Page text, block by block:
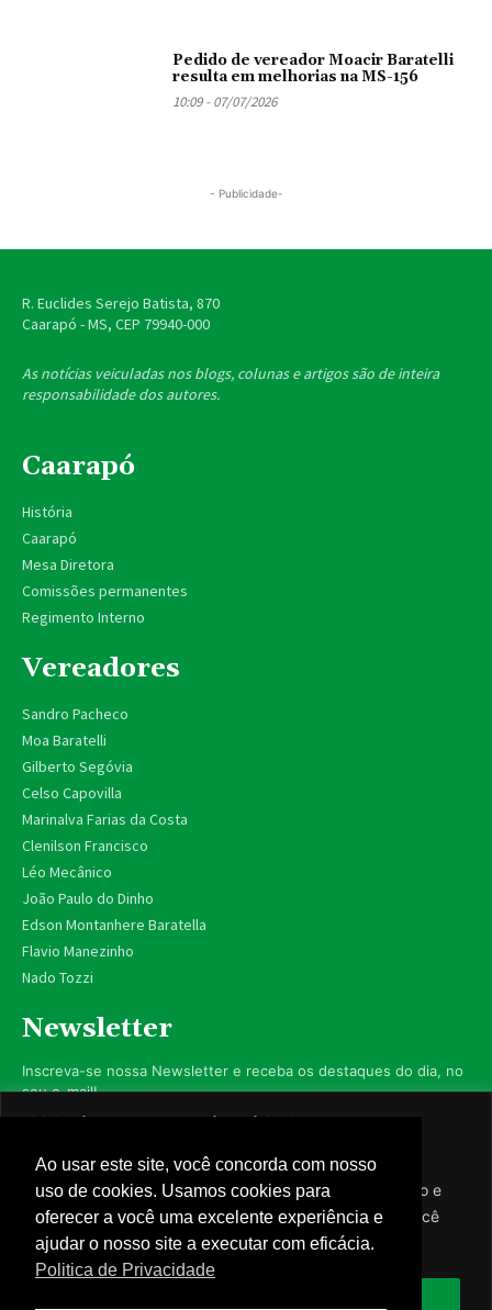
Valorizamos sua privacidade
Utilizamos cookies para aprimorar sua experiência de
navegação, exibir anúncios ou conteúdo personalizado e
analisar nosso tráfego. Ao clicar em “Aceitar todos”, você
concorda com nosso uso de cookies.
Pedido de vereador Moacir Baratelli
resulta em melhorias na MS-156
10:09 - 07/07/2026
- Publicidade-
R. Euclides Serejo Batista, 870
Caarapó - MS, CEP 79940-000
As notícias veiculadas nos blogs, colunas e artigos são de inteira
responsabilidade dos autores.
Caarapó
História
Caarapó
Mesa Diretora
Comissões permanentes
Regimento Interno
Vereadores
Sandro Pacheco
Moa Baratelli
Gilberto Segóvia
Celso Capovilla
Marinalva Farias da Costa
Clenilson Francisco
Léo Mecânico
João Paulo do Dinho
Edson Montanhere Baratella
Flavio Manezinho
Nado Tozzi
Newsletter
Inscreva-se nossa Newsletter e receba os destaques do dia, no
seu e-mail!
Inscrever-se
Nós respeitamos sua privacidade.
Ao usar este site, você concorda com nosso
uso de cookies. Usamos cookies para
oferecer a você uma excelente experiência e
ajudar o nosso site a executar com eficácia.
Politica de Privacidade